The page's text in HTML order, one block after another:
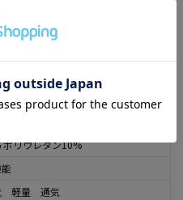
リウレタン10%
軽量 通気